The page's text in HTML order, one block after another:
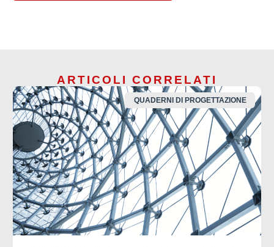
ARTICOLI CORRELATI
QUADERNI DI PROGETTAZIONE